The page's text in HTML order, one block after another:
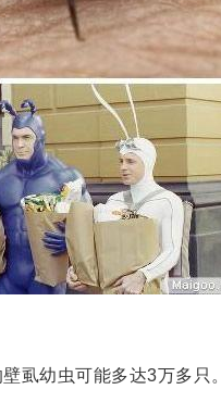
虱幼虫可能多达3万多只。